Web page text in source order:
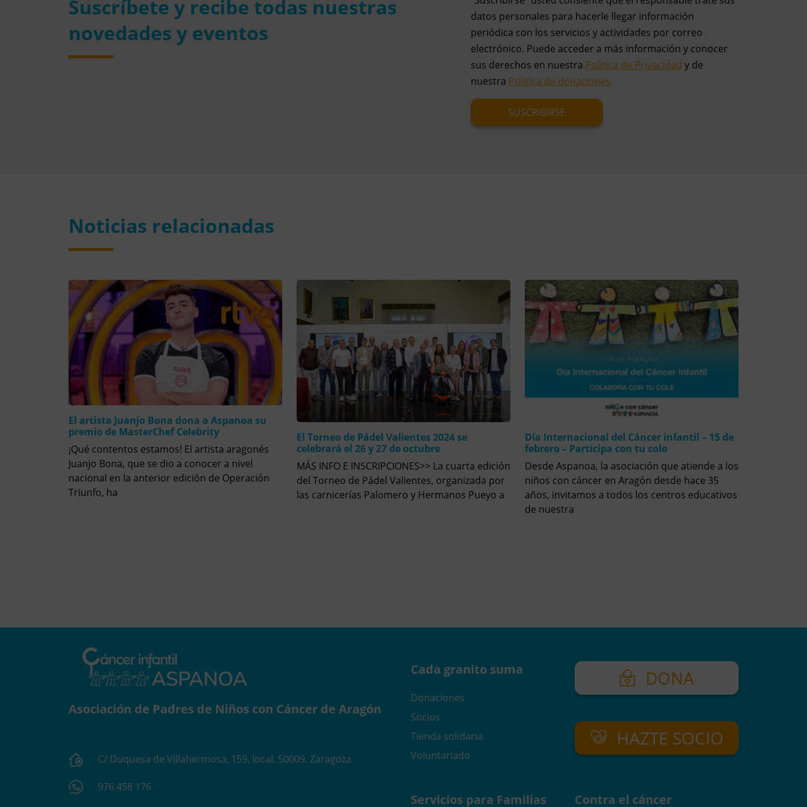
Suscríbete y recibe todas nuestras
novedades y eventos
datos personales para hacerle llegar información
periódica con los servicios y actividades por correo
electrónico. Puede acceder a más información y conocer
sus derechos en nuestra Política de Privacidad y de
nuestra Política de donaciones
Noticias relacionadas
El artista Juanjo Bona dona a Aspanoa su
premio de MasterChef Celebrity
¡Qué contentos estamos! El artista aragonés
Juanjo Bona, que se dio a conocer a nivel
nacional en la anterior edición de Operación
Triunfo, ha
El Torneo de Pádel Valientes 2024 se
celebrará el 26 y 27 de octubre
MÁS INFO E INSCRIPCIONES>> La cuarta edición
del Torneo de Pádel Valientes, organizada por
las carnicerías Palomero y Hermanos Pueyo a
Día Internacional del Cáncer infantil – 15 de
febrero – Participa con tu cole
Desde Aspanoa, la asociación que atiende a los
niños con cáncer en Aragón desde hace 35
años, invitamos a todos los centros educativos
de nuestra
Asociación de Padres de Niños con Cáncer de Aragón
C/ Duquesa de Villahermosa, 159, local. 50009. Zaragoza
976 458 176
Cada granito suma
Donaciones
Socios
Tienda solidaria
Voluntariado
DONA
HAZTE SOCIO
Servicios para Familias Contra el cáncer